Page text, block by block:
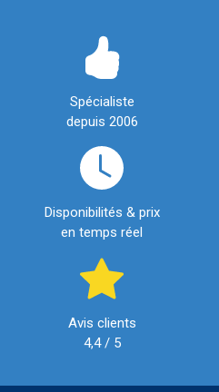
Spécialiste
depuis 2006
Disponibilités & prix
en temps réel
Avis clients
4,4 / 5